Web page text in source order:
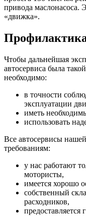
привода маслонасоса.
«движка».
Чтобы дальнейшая
автосервиса была
необходимо:
в точности
эксплуатации
иметь
использовать
Все автосервисы
требованиям:
у нас работают
мотористы,
имеется хорошо
собственный
расходников,